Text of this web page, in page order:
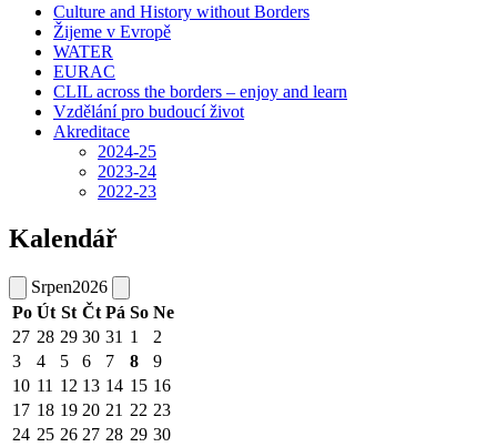
Culture and History without Borders
Žijeme v Evropě
WATER
EURAC
CLIL across the borders – enjoy and learn
Vzdělání pro budoucí život
Akreditace
2024-25
2023-24
2022-23
Kalendář
Srpen2026
Po Út St Čt Pá So Ne
27 28 29 30 31 1
2
3
4 5 6 7 8
9
10 11 12 13 14 15 16
17 18 19 20 21 22 23
24 25 26 27 28 29 30